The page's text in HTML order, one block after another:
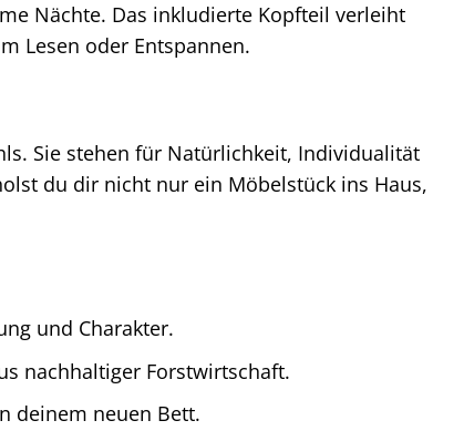
Nächte. Das inkludierte Kopfteil verleiht
Lesen oder Entspannen.
Sie stehen für Natürlichkeit, Individualität
du dir nicht nur ein Möbelstück ins Haus,
und Charakter.
nachhaltiger Forstwirtschaft.
deinem neuen Bett.